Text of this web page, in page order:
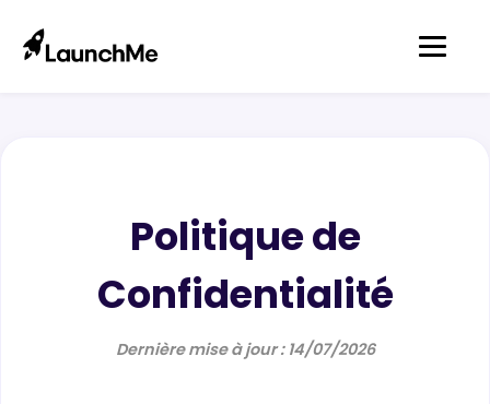
Politique de
Confidentialité
Dernière mise à jour : 14/07/2026